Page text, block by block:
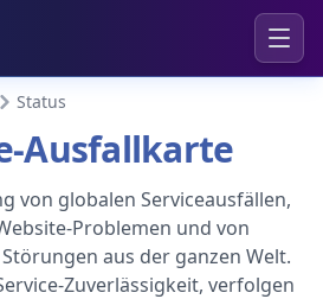
Status
Ausfallkarte
von globalen Serviceausfällen,
Problemen und von
aus der ganzen Welt.
Zuverlässigkeit, verfolgen